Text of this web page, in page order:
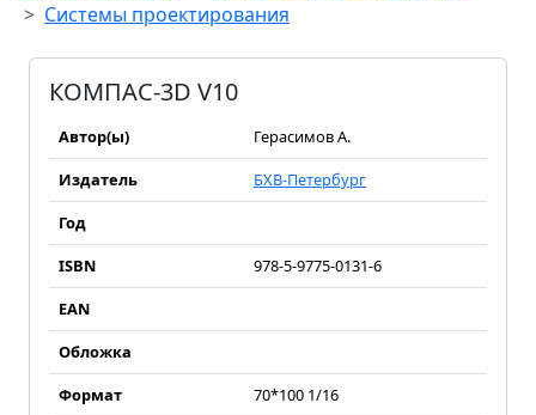
Системы проектирования
КОМПАС-3D V10
Автор(ы)
Герасимов А.
Издатель
БХВ-Петербург
Год
ISBN
978-5-9775-0131-6
EAN
Обложка
Формат
70*100 1/16